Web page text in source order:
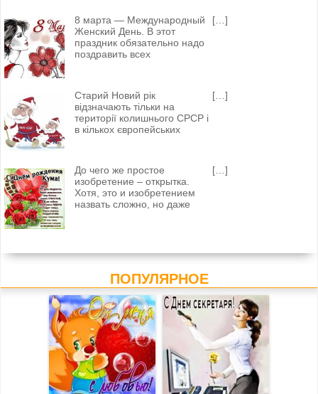
8 марта — Международный
Женский День. В этот
праздник обязательно надо
поздравить всех
[…]
Старий Новий рік
відзначають тільки на
території колишнього СРСР і
в кількох європейських
[…]
До чего же простое
изобретение – открытка.
Хотя, это и изобретением
назвать сложно, но даже
[…]
ПОПУЛЯРНОЕ